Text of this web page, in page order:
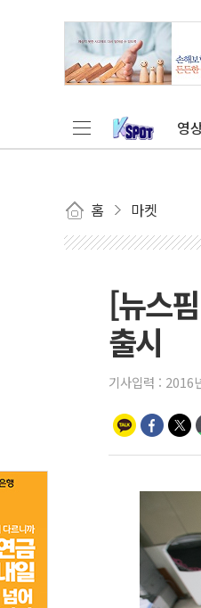
영
홈 마켓
[뉴스
출시
기사입력 : 2016